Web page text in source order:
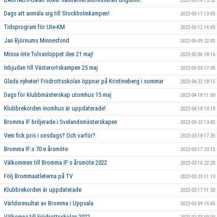
Dags att anmäla sig till Stockholmkampen! 2022-05-17 13:05
Tidsprogram för Ute-KM 2022-05-12 14:45
Jan Björnums Minnesfond 2022-05-09 22:05
Missa inte Tolvanloppet den 21 maj! 2022-05-06 18:16
Inbjudan till Västerortskampen 25 maj 2022-05-03 17:00
Glada nyheter! Friidrottsskolan öppnar på Kristineberg i sommar 2022-04-22 18:15
Dags för klubbmästerskap utomhus 15 maj 2022-04-18 11:00
Klubbrekorden inomhus är uppdaterade! 2022-04-18 10:10
Bromma IF briljerade i Svelandsmästerskapen 2022-03-22 13:45
Vem fick pris i onsdags? Och varför? 2022-03-18 17:35
Bromma IF:s 70:e årsmöte 2022-03-17 23:15
Välkommen till Bromma IF:s årsmöte 2022 2022-03-10 22:20
Följ Brommaatleterna på TV 2022-02-23 11:10
Klubbrekorden är uppdaterade 2022-02-17 11:50
Världsresultat av Bromma i Uppsala 2022-02-09 15:45